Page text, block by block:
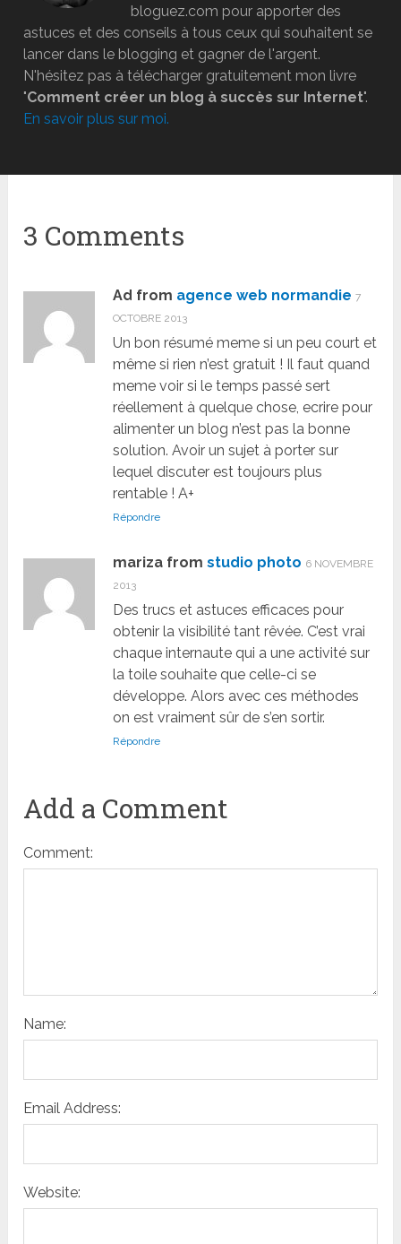
bloguez.com pour apporter des
astuces et des conseils à tous ceux qui souhaitent se
lancer dans le blogging et gagner de l'argent.
N'hésitez pas à télécharger gratuitement mon livre
"Comment créer un blog à succès sur Internet".
En savoir plus sur moi.
3 Comments
Ad from agence web normandie 7
OCTOBRE 2013
Un bon résumé meme si un peu court et
même si rien n’est gratuit ! Il faut quand
meme voir si le temps passé sert
réellement à quelque chose, ecrire pour
alimenter un blog n’est pas la bonne
solution. Avoir un sujet à porter sur
lequel discuter est toujours plus
rentable ! A+
Répondre
mariza fromstudio photo 6 NOVEMBRE
2013
Des trucs et astuces efficaces pour
obtenir la visibilité tant rêvée. C’est vrai
chaque internaute qui a une activité sur
la toile souhaite que celle-ci se
développe. Alors avec ces méthodes
on est vraiment sûr de s’en sortir.
Répondre
Add a Comment
Comment:
Name:
Email Address:
Website: